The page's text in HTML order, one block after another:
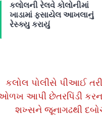
કલોલની રેલવે કોલોનીમાં
ખાડામાં ફસાયેલ આખલાનું
રેસ્ક્યુ કરાયું
કલોલ પોલીસે પીઆઈ
આપી છેતરપિંડી
શખ્સને જૂનાગઢથી